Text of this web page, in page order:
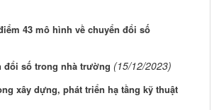
43 mô hình về chuyển đổi số
đổi số trong nhà trường (15/12/2023)
xây dựng, phát triển hạ tầng kỹ thuật